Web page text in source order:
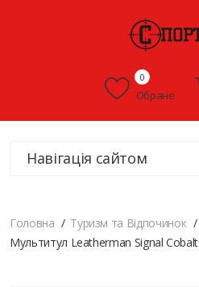
Обране
0
Навігація сайтом
Головна Туризм та Відпочинок
Мультитул Leatherman Signal Cobalt